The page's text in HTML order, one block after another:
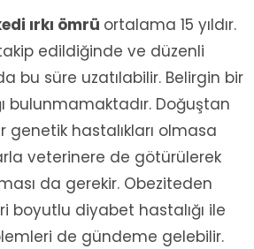
ırkı ömrü ortalama 15 yıldır.
edildiğinde ve düzenli
bu süre uzatılabilir. Belirgin bir
bulunmamaktadır. Doğuştan
genetik hastalıkları olmasa
veterinere de götürülerek
da gerekir. Obeziteden
boyutlu diyabet hastalığı ile
de gündeme gelebilir.